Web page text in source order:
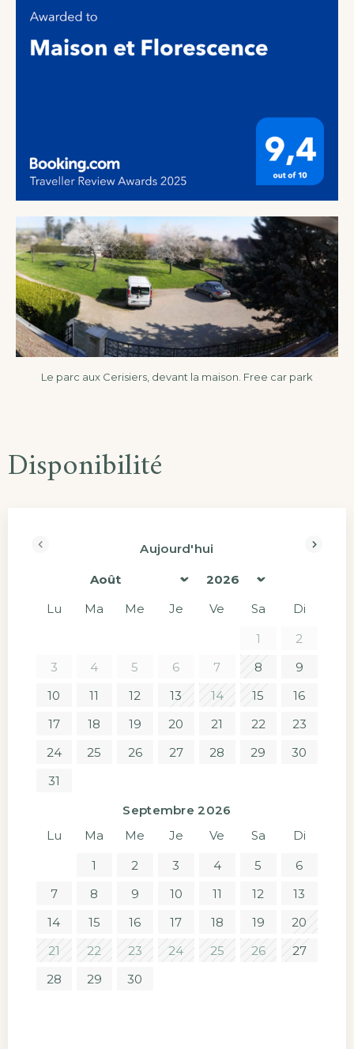
Le parc aux Cerisiers, devant la maison. Free car park
Disponibilité
Aujourd'hui
Lu Ma Me Je Ve Sa
Di
1
2
3
4 5 6 7 8
9
10
11 12 13 14 15
16
17
18 19 20 21 22
23
24
25 26 27 28 29
30
31
Septembre 2026
Lu
Ma Me Je Ve Sa
Di
1
2 3 4 5
6
7
8 9 10 11 12
13
14
15 16 17 18 19
20
21
22 23 24 25 26
27
28
29 30